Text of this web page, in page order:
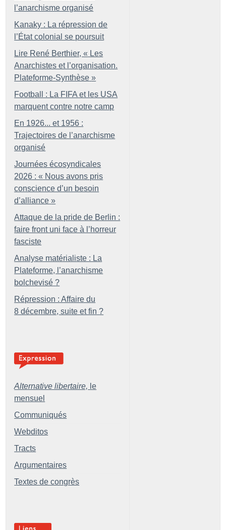
l’anarchisme organisé
Kanaky : La répression de
l’État colonial se poursuit
Lire René Berthier, « Les
Anarchistes et l’organisation.
Plateforme-Synthèse »
Football : La FIFA et les USA
marquent contre notre camp
En 1926... et 1956 :
Trajectoires de l’anarchisme
organisé
Journées écosyndicales
2026 : « Nous avons pris
conscience d’un besoin
d’alliance »
Attaque de la pride de Berlin :
faire front uni face à l’horreur
fasciste
Analyse matérialiste : La
Plateforme, l’anarchisme
bolchevisé ?
Répression : Affaire du
8 décembre, suite et fin ?
Alternative libertaire, le
mensuel
Communiqués
Webditos
Tracts
Argumentaires
Textes de congrès